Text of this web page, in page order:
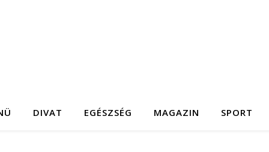
DIVAT EGÉSZSÉG MAGAZIN SPORT